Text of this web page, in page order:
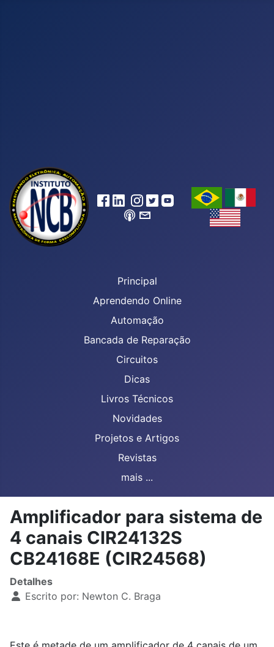
Principal
Aprendendo Online
Automação
Bancada de Reparação
Circuitos
Dicas
Livros Técnicos
Novidades
Projetos e Artigos
Revistas
mais ...
Amplificador para sistema de
4 canais CIR24132S
CB24168E (CIR24568)
Detalhes
Escrito por: Newton C. Braga